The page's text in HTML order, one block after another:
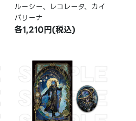
ルーシー、レコレータ、カイ
パリーナ
各1,210円(税込)